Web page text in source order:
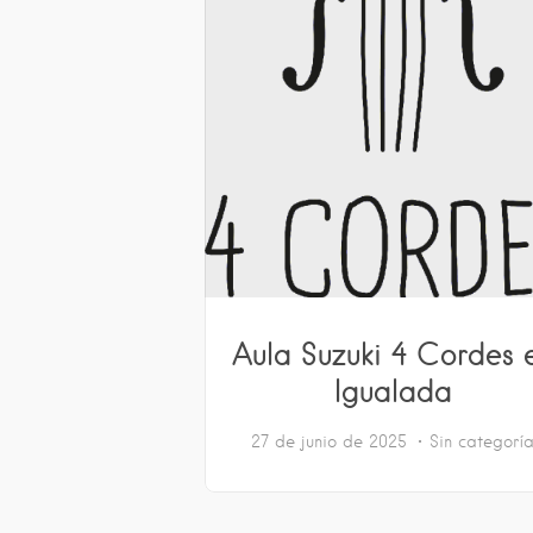
Aula Suzuki 4 Cordes
Igualada
27 de junio de 2025 Sin